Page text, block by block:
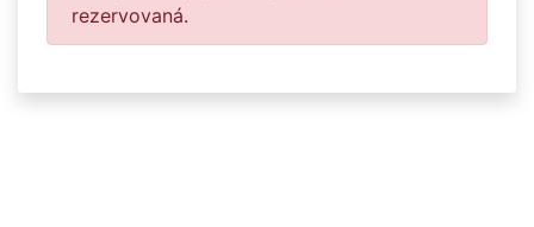
rezervovaná.